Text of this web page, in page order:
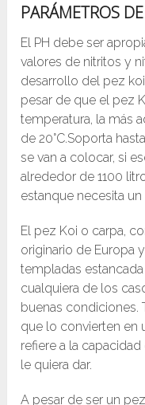
PARÁMETROS
El PH debe ser
valores de nitritos y
desarrollo del pez
pesar de que el pez
temperatura, la más
de 20°C.Soporta
se van a colocar, si
alrededor de 1100
estanque necesita un
El pez Koi o carpa,
originario de Europa
templadas
cualquiera de los
buenas condiciones.
que lo convierten en
refiere a la
le quiera dar.
A pesar de ser un